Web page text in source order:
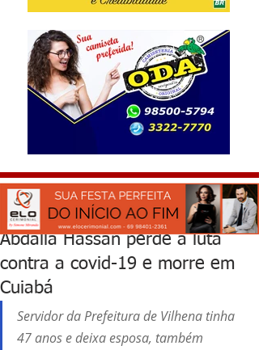
Abdalla Hassan perde a luta
contra a covid-19 e morre em
Cuiabá
Servidor da Prefeitura de Vilhena tinha
47 anos e deixa esposa, também